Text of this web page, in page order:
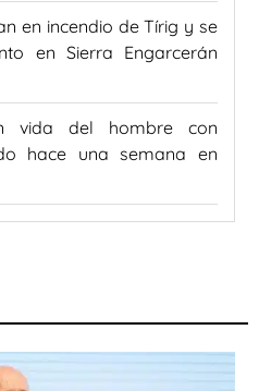
en incendio de Tírig y se
en Sierra Engarcerán
vida del hombre con
hace una semana en